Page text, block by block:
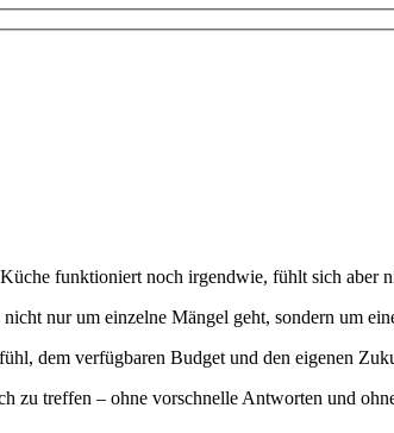
funktioniert noch irgendwie, fühlt sich aber
nur um einzelne Mängel geht, sondern um
dem verfügbaren Budget und den eigenen
zu treffen – ohne vorschnelle Antworten und